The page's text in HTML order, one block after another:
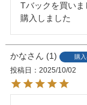
Tバックを買いま
購入しました
かな 1 購
投稿日
2025/10/02